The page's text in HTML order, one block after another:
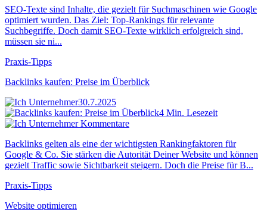
SEO-Texte sind Inhalte, die gezielt für Suchmaschinen wie Google
optimiert wurden. Das Ziel: Top-Rankings für relevante
Suchbegriffe. Doch damit SEO-Texte wirklich erfolgreich sind,
müssen sie ni...
Praxis-Tipps
Backlinks kaufen: Preise im Überblick
30.7.2025
4 Min. Lesezeit
Kommentare
Backlinks gelten als eine der wichtigsten Rankingfaktoren für
Google & Co. Sie stärken die Autorität Deiner Website und können
gezielt Traffic sowie Sichtbarkeit steigern. Doch die Preise für B...
Praxis-Tipps
Website optimieren